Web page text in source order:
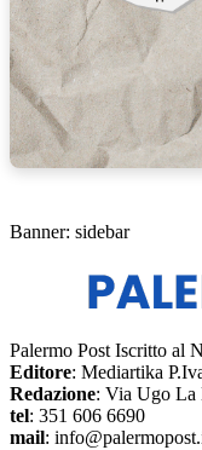
Banner: sidebar
Palermo Post Iscritto al
Editore: Mediartika
Redazione: Via Ugo La
tel: 351 606 6690
mail: